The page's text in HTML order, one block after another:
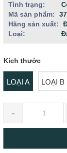
Tình trạng:
Mã sản phẩm:
Hãng sản xuất:
Loại:
Kích thước
LOẠI A LOẠI B
-